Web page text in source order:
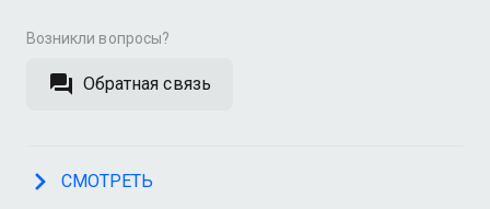
Возникли вопросы?
Обратная связь
СМОТРЕТЬ